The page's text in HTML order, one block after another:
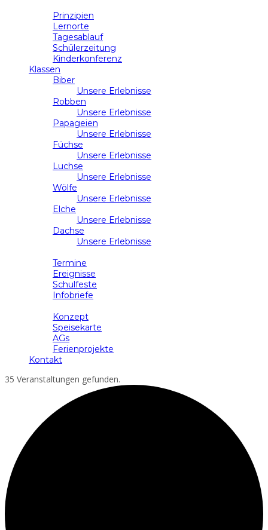
Prinzipien
Lernorte
Tagesablauf
Schülerzeitung
Kinderkonferenz
Klassen
Biber
Unsere Erlebnisse
Robben
Unsere Erlebnisse
Papageien
Unsere Erlebnisse
Füchse
Unsere Erlebnisse
Luchse
Unsere Erlebnisse
Wölfe
Unsere Erlebnisse
Elche
Unsere Erlebnisse
Dachse
Unsere Erlebnisse
Termine
Ereignisse
Schulfeste
Infobriefe
Konzept
Speisekarte
AGs
Ferienprojekte
Kontakt
35 Veranstaltungen gefunden.